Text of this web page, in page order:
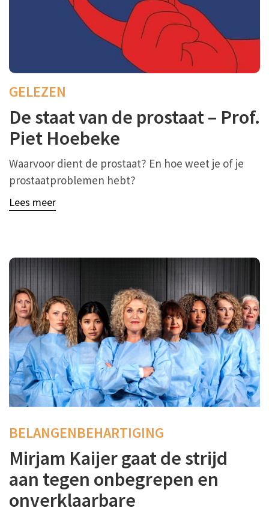
GELEZEN
De staat van de prostaat – Prof.
Piet Hoebeke
Waarvoor dient de prostaat? En hoe weet je of je
prostaatproblemen hebt?
Lees meer
BELANGENBEHARTIGING
Mirjam Kaijer gaat de strijd
aan tegen onbegrepen en
onverklaarbare